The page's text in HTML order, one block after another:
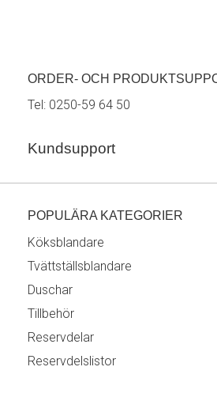
ORDER- OCH
Tel: 0250-59 64 50
Kundsupport
POPULÄRA KATEGORIER
Köksblandare
Tvättställsblandare
Duschar
Tillbehör
Reservdelar
Reservdelslistor